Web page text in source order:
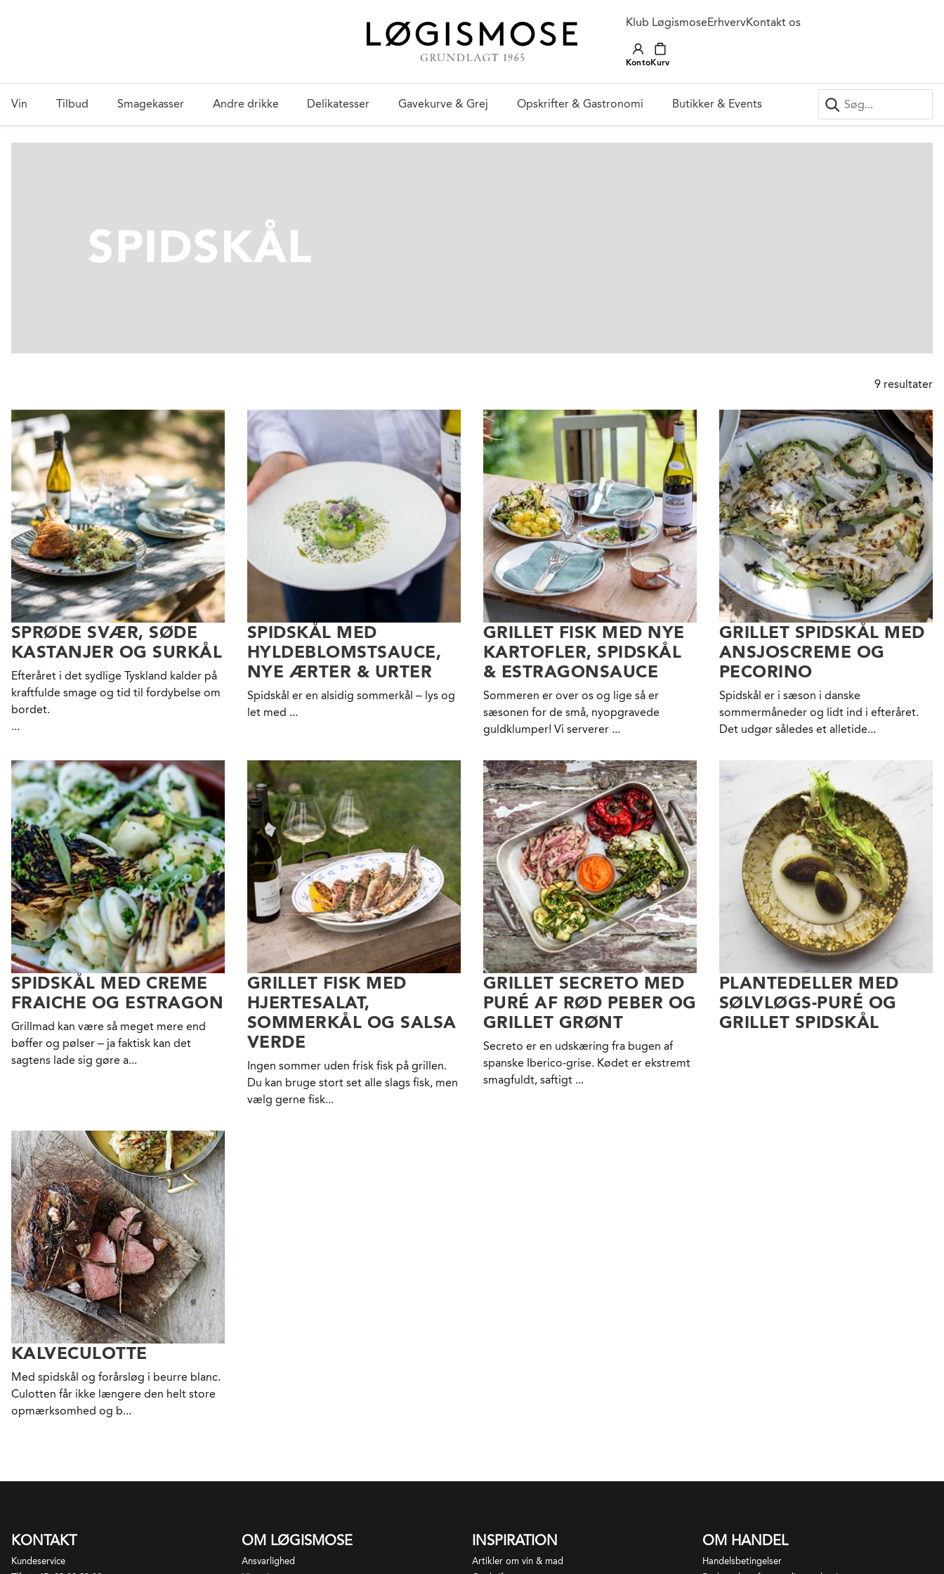
Klub LøgismoseErhvervKontakt os
KontoKurv
Vin Tilbud Smagekasser Andre drikke Delikatesser Gavekurve & Grej Opskrifter & Gastronomi Butikker & Events
SPIDSKÅL
9 resultater
SPRØDE SVÆR, SØDE
KASTANJER OG SURKÅL
Efteråret i det sydlige Tyskland kalder på
kraftfulde smage og tid til fordybelse om
bordet.
...
SPIDSKÅL MED
HYLDEBLOMSTSAUCE,
NYE ÆRTER & URTER
Spidskål er en alsidig sommerkål – lys og
let med ...
GRILLET FISK MED NYE
KARTOFLER, SPIDSKÅL
& ESTRAGONSAUCE
Sommeren er over os og lige så er
sæsonen for de små, nyopgravede
guldklumper! Vi serverer ...
GRILLET SPIDSKÅL MED
ANSJOSCREME OG
PECORINO
Spidskål er i sæson i danske
sommermåneder og lidt ind i efteråret.
Det udgør således et alletide...
SPIDSKÅL MED CREME
FRAICHE OG ESTRAGON
Grillmad kan være så meget mere end
bøffer og pølser – ja faktisk kan det
sagtens lade sig gøre a...
GRILLET FISK MED
HJERTESALAT,
SOMMERKÅL OG SALSA
VERDE
Ingen sommer uden frisk fisk på grillen.
Du kan bruge stort set alle slags fisk, men
vælg gerne fisk...
GRILLET SECRETO MED
PURÉ AF RØD PEBER OG
GRILLET GRØNT
Secreto er en udskæring fra bugen af
spanske Iberico-grise. Kødet er ekstremt
smagfuldt, saftigt ...
PLANTEDELLER MED
SØLVLØGS-PURÉ OG
GRILLET SPIDSKÅL
KALVECULOTTE
Med spidskål og forårsløg i beurre blanc.
Culotten får ikke længere den helt store
opmærksomhed og b...
KONTAKT
Kundeservice
OM LØGISMOSE
Ansvarlighed
INSPIRATION
Artikler om vin & mad
OM HANDEL
Handelsbetingelser